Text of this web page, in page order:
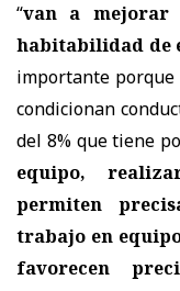
“van a mejorar
habitabilidad de
importante
condicionan
del 8% que tiene
equipo,
permiten
trabajo en
favorecen